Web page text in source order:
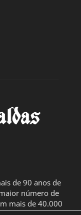
de 90 anos de
número de
mais de 40.000